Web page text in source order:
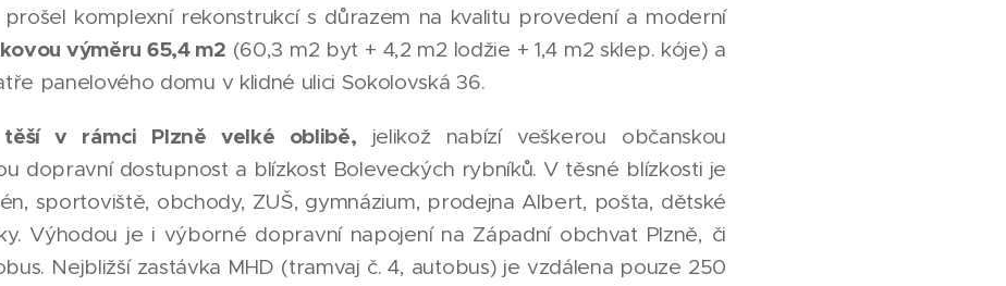
komplexní rekonstrukcí s důrazem na kvalitu provedení a moderní
výměru 65,4 m2 (60,3 m2 byt + 4,2 m2 lodžie + 1,4 m2 sklep. kóje) a
panelového domu v klidné ulici Sokolovská 36.
v rámci Plzně velké oblibě, jelikož nabízí veškerou občanskou
dopravní dostupnost a blízkost Boleveckých rybníků. V těsné blízkosti je
sportoviště, obchody, ZUŠ, gymnázium, prodejna Albert, pošta, dětské
Výhodou je i výborné dopravní napojení na Západní obchvat Plzně, či
Nejbližší zastávka MHD (tramvaj č. 4, autobus) je vzdálena pouze 250